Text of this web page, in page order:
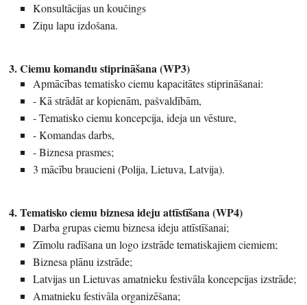
Konsultācijas un koučings
Ziņu lapu izdošana.
3. Ciemu komandu stiprināšana (WP3)
Apmācības tematisko ciemu kapacitātes stiprināšanai:
- Kā strādāt ar kopienām, pašvaldībām,
- Tematisko ciemu koncepcija, ideja un vēsture,
- Komandas darbs,
- Biznesa prasmes;
3 mācību braucieni (Polija, Lietuva, Latvija).
4. Tematisko ciemu biznesa ideju attīstīšana (WP4)
Darba grupas ciemu biznesa ideju attīstīšanai;
Zīmolu radīšana un logo izstrāde tematiskajiem ciemiem;
Biznesa plānu izstrāde;
Latvijas un Lietuvas amatnieku festivāla koncepcijas izstrāde;
Amatnieku festivāla organizēšana;